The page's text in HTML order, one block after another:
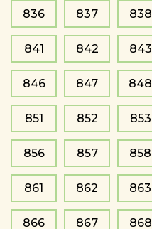
836 837 838
841 842 843
846 847 848
851 852 853
856 857 858
861 862 863
866 867 868